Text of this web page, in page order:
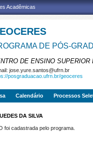
Acadêmicas
DE PÓS-
DE ENSINO SUPERIOR
jose.yure.santos@ufrn.br
posgraduacao.ufrn.br/geoceres
Calendário Processos
DA SILVA
foi cadastrada pelo programa.